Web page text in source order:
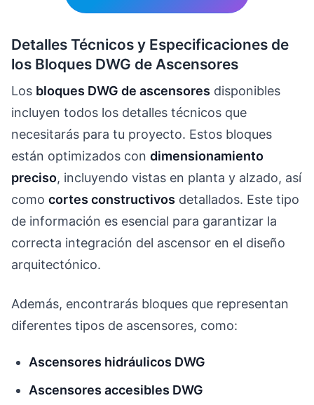
Detalles Técnicos y Especificaciones de
los Bloques DWG de Ascensores
Los bloques DWG de ascensores disponibles
incluyen todos los detalles técnicos que
necesitarás para tu proyecto. Estos bloques
están optimizados con dimensionamiento
preciso, incluyendo vistas en planta y alzado, así
como cortes constructivos detallados. Este tipo
de información es esencial para garantizar la
correcta integración del ascensor en el diseño
arquitectónico.
Además, encontrarás bloques que representan
diferentes tipos de ascensores, como:
Ascensores hidráulicos DWG
Ascensores accesibles DWG